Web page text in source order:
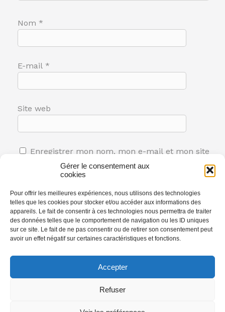
Gérer le consentement aux
cookies
Pour offrir les meilleures expériences, nous utilisons des technologies
telles que les cookies pour stocker et/ou accéder aux informations des
appareils. Le fait de consentir à ces technologies nous permettra de traiter
des données telles que le comportement de navigation ou les ID uniques
sur ce site. Le fait de ne pas consentir ou de retirer son consentement peut
avoir un effet négatif sur certaines caractéristiques et fonctions.
Accepter
Refuser
Latest Comments
Nom *
E-mail *
Site web
Enregistrer mon nom, mon e-mail et mon site
dans le navigateur pour mon prochain
commentaire.